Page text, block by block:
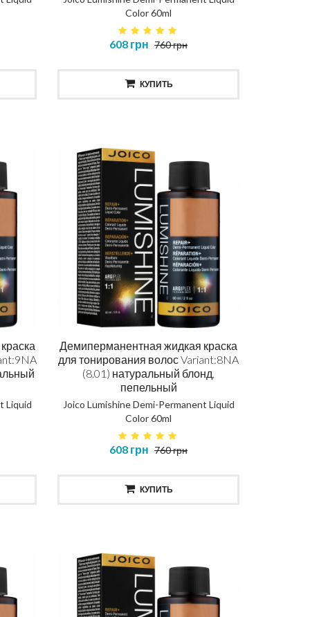
Протеїнова вода для кучерів
CURLY WATER
КУПИТЬ
Color 60ml
608 грн 760 грн
КУПИТЬ
Liquid
Демиперманентная жидкая краска
для тонирования волос Variant:8NA
(8.01) натуральный блонд,
пепельный
Joico Lumishine Demi-Permanent Liquid
Color 60ml
608 грн 760 грн
КУПИТЬ